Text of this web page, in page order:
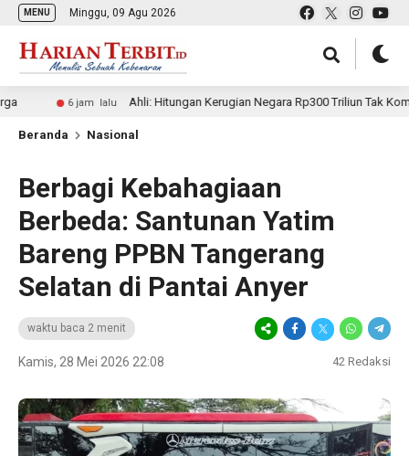
MENU Minggu, 09 Agu 2026
6 jam lalu Ahli: Hitungan Kerugian Negara Rp300 Triliun Tak Kompeten,
Beranda Nasional
Berbagi Kebahagiaan
Berbeda: Santunan Yatim
Bareng PPBN Tangerang
Selatan di Pantai Anyer
waktu baca 2 menit
Kamis, 28 Mei 2026 22:08 42 Redaksi